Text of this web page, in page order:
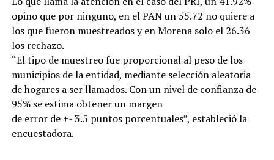
opino que por ninguno, en el PAN un 55.72 no quiere a
los que fueron muestreados y en Morena solo el 26.36
los rechazo.
“El tipo de muestreo fue proporcional al peso de los
municipios de la entidad, mediante selección aleatoria
de hogares a ser llamados. Con un nivel de confianza de
95% se estima obtener un margen
de error de +- 3.5 puntos porcentuales”, estableció la
encuestadora.